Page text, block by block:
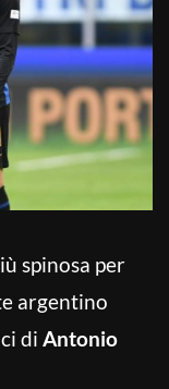
spinosa per
argentino
di Antonio